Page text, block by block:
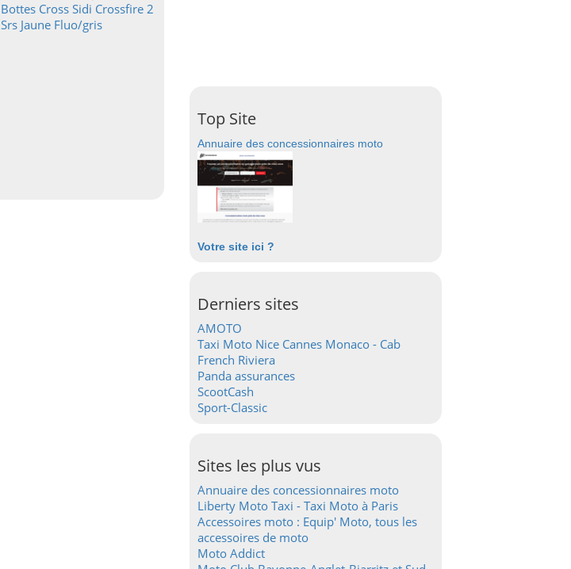
Bottes Cross Sidi Crossfire 2
Srs Jaune Fluo/gris
Top Site
Annuaire des concessionnaires moto
Votre site ici ?
Derniers sites
AMOTO
Taxi Moto Nice Cannes Monaco - Cab
French Riviera
Panda assurances
ScootCash
Sport-Classic
Sites les plus vus
Annuaire des concessionnaires moto
Liberty Moto Taxi - Taxi Moto à Paris
Accessoires moto : Equip' Moto, tous les
accessoires de moto
Moto Addict